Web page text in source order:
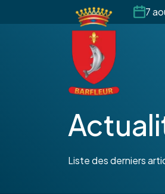
7
Liste des derniers